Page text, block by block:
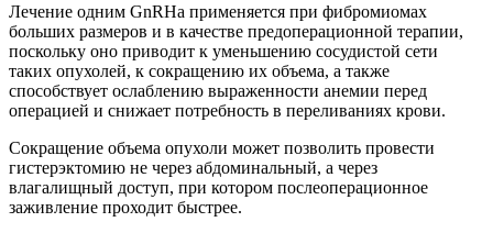
Лечение одним GnRHa применяется при фибромиомах
больших размеров и в качестве предоперационной терапии,
поскольку оно приводит к уменьшению сосудистой сети
таких опухолей, к сокращению их объема, а также
способствует ослаблению выраженности анемии перед
операцией и снижает потребность в переливаниях крови.
Сокращение объема опухоли может позволить провести
гистерэктомию не через абдоминальный, а через
влагалищный доступ, при котором послеоперационное
заживление проходит быстрее.